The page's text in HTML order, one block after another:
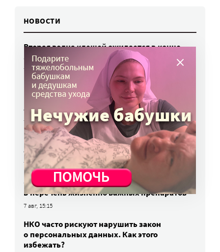
НОВОСТИ
Вторая волна клещей ожидается в конце
августа — начале сентября
7 авг, 19:25
Родных, которые могут взять ребенка
из проблемной семьи, предлагают искать
с полицией
7 авг, 17:06
Родителей детей-инвалидов просят пройти
опрос о трудоустройстве
7 авг, 15:34
«Энхерту» от рака груди включили
в перечень жизненно важных препаратов
7 авг, 15:15
НКО часто рискуют нарушить закон
о персональных данных. Как этого
избежать?